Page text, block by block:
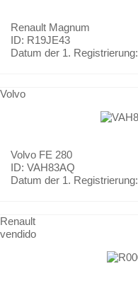
Renault Magnum
ID: R19JE43
Datum der 1. Registrierung:
Volvo
Volvo FE 280
ID: VAH83AQ
Datum der 1. Registrierung:
Renault
vendido